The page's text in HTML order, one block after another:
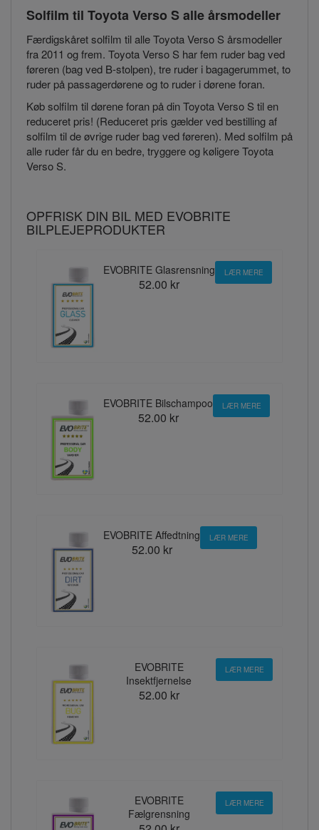
Solfilm til Toyota Verso Salle årsmodeller
Færdigskåret solfilm til alle Toyota Verso S årsmodeller
fra 2011 og frem. Toyota Verso S har fem ruder bag ved
føreren (bag ved B-stolpen), tre ruder i bagagerummet, to
ruder på passagerdørene og to ruder i dørene foran.
Køb solfilm til dørene foran på din Toyota Verso S til en
reduceret pris! (Reduceret pris gælder ved bestilling af
solfilm til de øvrige ruder bag ved føreren). Med solfilm på
alle ruder får du en bedre, tryggere og køligere Toyota
Verso S.
OPFRISK DIN BIL MED EVOBRITE
BILPLEJEPRODUKTER
EVOBRITE Glasrensning
52.00 kr
LÆR MERE
EVOBRITE Bilschampoo
52.00 kr
LÆR MERE
EVOBRITE Affedtning
52.00 kr
LÆR MERE
EVOBRITE
Insektfjernelse
52.00 kr
LÆR MERE
EVOBRITE
Fælgrensning
LÆR MERE